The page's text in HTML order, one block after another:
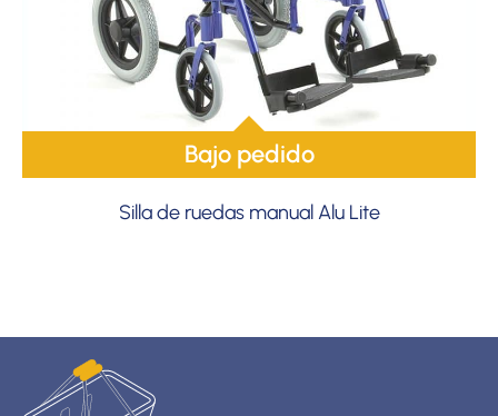
Bajo pedido
Silla de ruedas manual Alu Lite